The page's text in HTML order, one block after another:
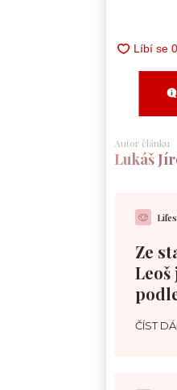
Autor článku
Lukáš
Ze
ČÍST